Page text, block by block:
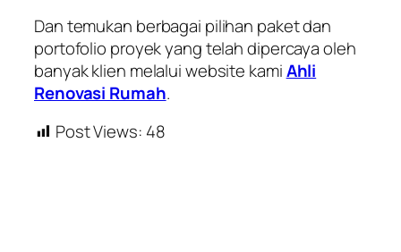
Dan temukan berbagai pilihan paket dan
portofolio proyek yang telah dipercaya oleh
banyak klien melalui website kamiAhli
Renovasi Rumah.
Post Views: 48